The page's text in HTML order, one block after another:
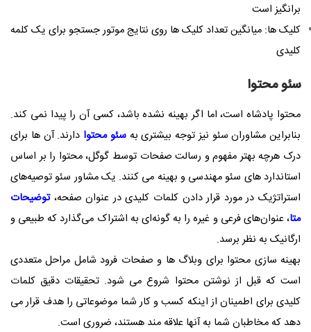
برانگیز است
کلیک ها: میانگین تعداد کلیک ها روی نتایج موتور جستجو برای یک کلمه
کلیدی
سئو محتوا
محتوا پادشاه است، اما اگر بهینه نشده باشد، کسی آن را پیدا نمی کند.
بنابراین مشاوران سئو نیز توجه بیشتری بهسئو محتوا دارند. آن ها برای
درک هرچه بهتر مفهوم و رسالت صفحات توسط گوگل، محتوا را بر اساس
استاندارد های سئو مهندسی و بهینه می کنند. یک مشاور سئو توصیه‌های
استراتژیک در مورد قرار دادن کلمات کلیدی در عنوان صفحه،توضیحات
متا، عنوان‌های فرعی و غیره را به گونه‌ای به اشتراک می‌گذارد که طبیعی و
ارگانیک به نظر برسد.
بهینه سازی محتوا برای وبلاگ ها و صفحات فرود شامل مراحل متعددی
است که قبل از نوشتن محتوا شروع می شود. تحقیقات دقیق کلمات
کلیدی برای اطمینان از اینکه کسب و کار شما موضوعاتی را هدف قرار می
دهد که مخاطبان شما به آنها علاقه مند هستند، ضروری است.